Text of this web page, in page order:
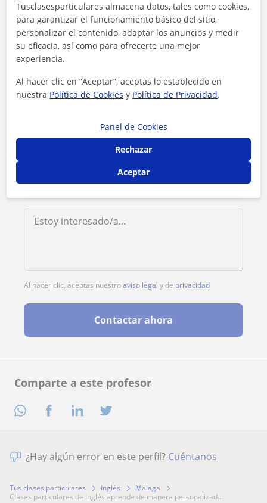
Comparte a este profesor
Contacta con Carmen
Tarifa
1ª clase gratis
Al hacer clic, aceptas nuestroaviso legal y de privacidad
Contactar ahora
¿Hay algún error en este perfil? Cuéntanos
Tus clases particulares Inglés
Málaga
clases particulares de inglés aprende de manera personalizad...
Tusclasesparticulares almacena datos, tales como cookies,
para garantizar el funcionamiento básico del sitio,
personalizar el contenido, adaptar los anuncios y medir
su eficacia, así como para ofrecerte una mejor
experiencia.
Al hacer clic en “Aceptar”, aceptas lo establecido en
nuestra Política de Cookies y Política de Privacidad.
Panel de Cookies
Rechazar
Aceptar